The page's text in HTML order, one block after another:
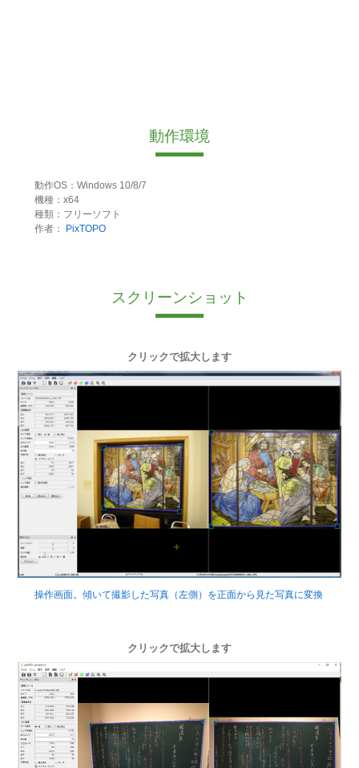
動作環境
動作OS：Windows 10/8/7
機種：x64
種類：フリーソフト
作者：
PixTOPO
スクリーンショット
クリックで拡大します
操作画面。傾いて撮影した写真（左側）を正面から見た写真に変換
クリックで拡大します